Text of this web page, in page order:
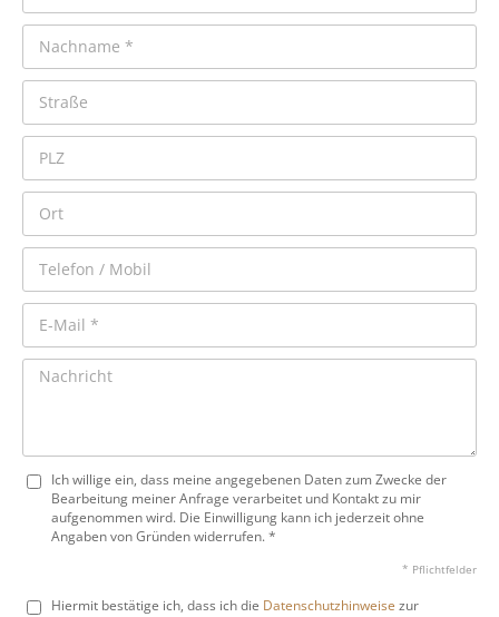
Ich willige ein, dass meine angegebenen Daten zum Zwecke der
Bearbeitung meiner Anfrage verarbeitet und Kontakt zu mir
aufgenommen wird. Die Einwilligung kann ich jederzeit ohne
Angaben von Gründen widerrufen. *
* Pflichtfelder
Hiermit bestätige ich, dass ich die Datenschutzhinweise zur